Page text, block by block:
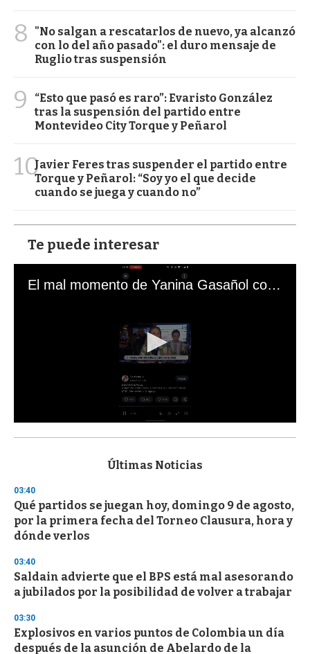
8
"No salgan a rescatarlos de nuevo, ya alcanzó
con lo del año pasado": el duro mensaje de
Ruglio tras suspensión
9
“Esto que pasó es raro”: Evaristo González
tras la suspensión del partido entre
Montevideo City Torque y Peñarol
10Javier Feres tras suspender el partido entre
Torque y Peñarol: “Soy yo el que decide
cuando se juega y cuando no”
Te puede interesar
El mal momento de Yanina Gasañol con un hincha argentino en "Subrayado"
s
d
s
o
f
3
s
e
c
o
d
s
Últimas Noticias
03:40
Qué partidos se juegan hoy, domingo 9 de agosto,
por la primera fecha del Torneo Clausura, hora y
dónde verlos
03:40
Saldain advierte que el BPS está mal asesorando
a jubilados por la posibilidad de volver a trabajar
03:30
Explosivos en varios puntos de Colombia un día
después de la asunción de Abelardo de la